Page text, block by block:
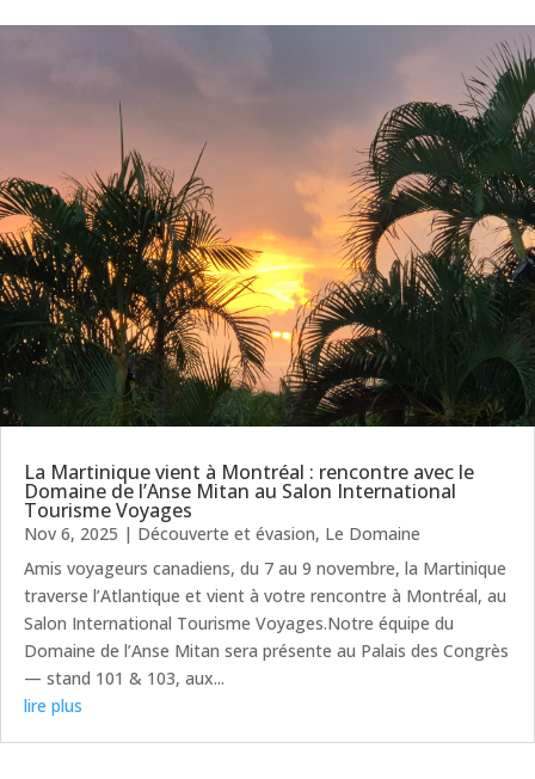
La Martinique vient à Montréal : rencontre avec le
Domaine de l’Anse Mitan au Salon International
Tourisme Voyages
Nov 6, 2025 | Découverte et évasion, Le Domaine
Amis voyageurs canadiens, du 7 au 9 novembre, la Martinique
traverse l’Atlantique et vient à votre rencontre à Montréal, au
Salon International Tourisme Voyages.Notre équipe du
Domaine de l’Anse Mitan sera présente au Palais des Congrès
— stand 101 & 103, aux...
lire plus